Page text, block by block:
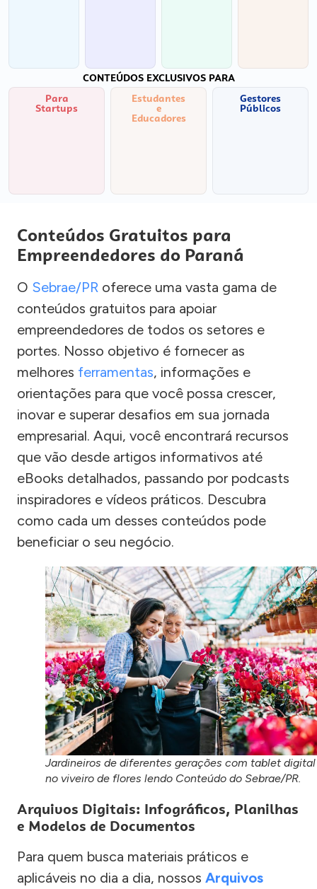
CONTEÚDOS EXCLUSIVOS PARA
Para
Startups
Estudantes
e
Educadores
Gestores
Públicos
Conteúdos Gratuitos para
Empreendedores do Paraná
O Sebrae/PR oferece uma vasta gama de
conteúdos gratuitos para apoiar
empreendedores de todos os setores e
portes. Nosso objetivo é fornecer as
melhores ferramentas, informações e
orientações para que você possa crescer,
inovar e superar desafios em sua jornada
empresarial. Aqui, você encontrará recursos
que vão desde artigos informativos até
eBooks detalhados, passando por podcasts
inspiradores e vídeos práticos. Descubra
como cada um desses conteúdos pode
beneficiar o seu negócio.
Jardineiros de diferentes gerações com tablet digital
no viveiro de flores lendo Conteúdo do Sebrae/PR.
Arquivos Digitais: Infográficos, Planilhas
e Modelos de Documentos
Para quem busca materiais práticos e
aplicáveis no dia a dia, nossos Arquivos